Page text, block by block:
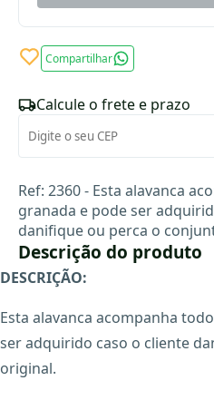
Compartilhar
Calcule o frete e prazo
Ref: 2360 - Esta alavanca
granada e pode ser
danifique ou perca o
Descrição do produto
DESCRIÇÃO:
Esta alavanca acompanha
ser adquirido caso o cliente
original.